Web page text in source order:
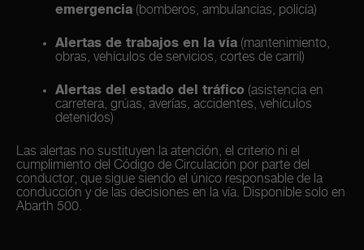
emergencia (bomberos, ambulancias, policía)
Alertas de trabajos en la vía (mantenimiento,
obras, vehículos de servicios, cortes de carril)
Alertas del estado del tráfico (asistencia en
carretera, grúas, averías, accidentes, vehículos
detenidos)
Las alertas no sustituyen la atención, el criterio ni el
cumplimiento del Código de Circulación por parte del
conductor, que sigue siendo el único responsable de la
conducción y de las decisiones en la vía. Disponible solo en
Abarth 500.